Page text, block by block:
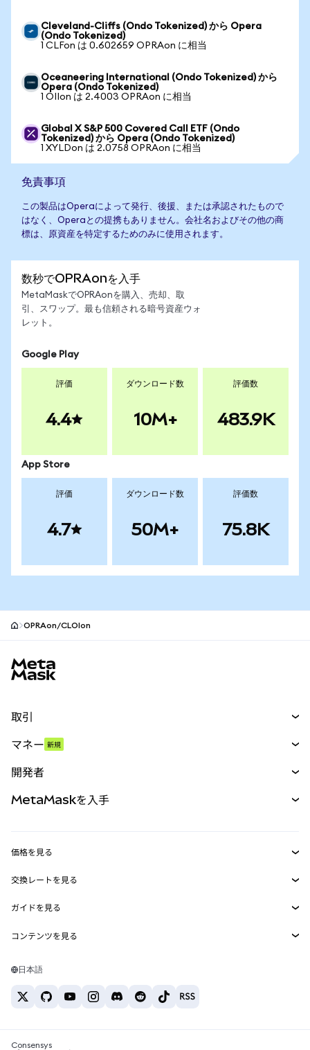
Cleveland-Cliffs (Ondo Tokenized) から Opera
(Ondo Tokenized)
1 CLFon は 0.602659 OPRAon に相当
Oceaneering International (Ondo Tokenized) から
Opera (Ondo Tokenized)
1 OIIon は 2.4003 OPRAon に相当
Global X S&P 500 Covered Call ETF (Ondo
Tokenized) から Opera (Ondo Tokenized)
1 XYLDon は 2.0758 OPRAon に相当
免責事項
この製品はOperaによって発行、後援、または承認されたもので
はなく、Operaとの提携もありません。会社名およびその他の商
標は、原資産を特定するためのみに使用されます。
数秒でOPRAonを入手
MetaMaskでOPRAonを購入、売却、取
引、スワップ。最も信頼される暗号資産ウォ
レット。
Google Play
評価
4.4
ダウンロード数
10M+
評価数
483.9K
App Store
評価
4.7
ダウンロード数
50M+
評価数
75.8K
OPRAon/CLOIon
取引
パーペチュアル
RWA
マネー 新規
開発者
MetaMask Connect
Snaps
Web3サービス
MetaMaskを入手
セキュリティ
サポート
キャリア
お問い合わせ
価格を見る
イーサリアムの価格
Solanaの価格
Tetherの価格
交換レートを見る
ETH→USD
USDT→INR
BTC→INR
ETH→USDT
ガイドを見る
ETHの購入
USDTの購入
SHIBの購入
コンテンツを見る
Solanaウォレット
日本語
Consensys